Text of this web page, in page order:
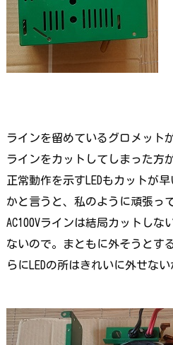
ラインを留めているグロメット
ラインをカットしてしまった方
正常動作を示すLEDもカットが
かと言うと、私のように頑張っ
AC100Vラインは結局カットしな
ないので。まともに外そうとす
らにLEDの所はきれいに外せない